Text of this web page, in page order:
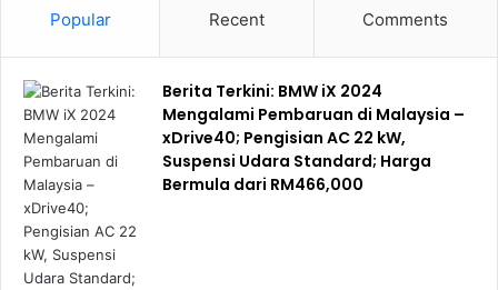
susu dan pampers. Ramai yang perlukan susu dan
pampers tapi tak mampu beli. Akhirnya mereka semua
meninggal dalam keadaan yang sangat menyayat hati. Kita
tak boleh biarkan perkara ini berlaku lagi.
Popular Recent Comments
Berita Terkini: BMW iX 2024
Mengalami Pembaruan di Malaysia –
xDrive40; Pengisian AC 22 kW,
Suspensi Udara Standard; Harga
Bermula dari RM466,000